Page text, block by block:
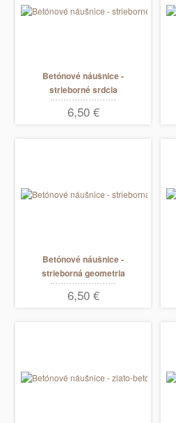
Betónové náušnice -
strieborné srdcia
6,50 €
Betónové náušnice -
strieborná geometria
6,50 €